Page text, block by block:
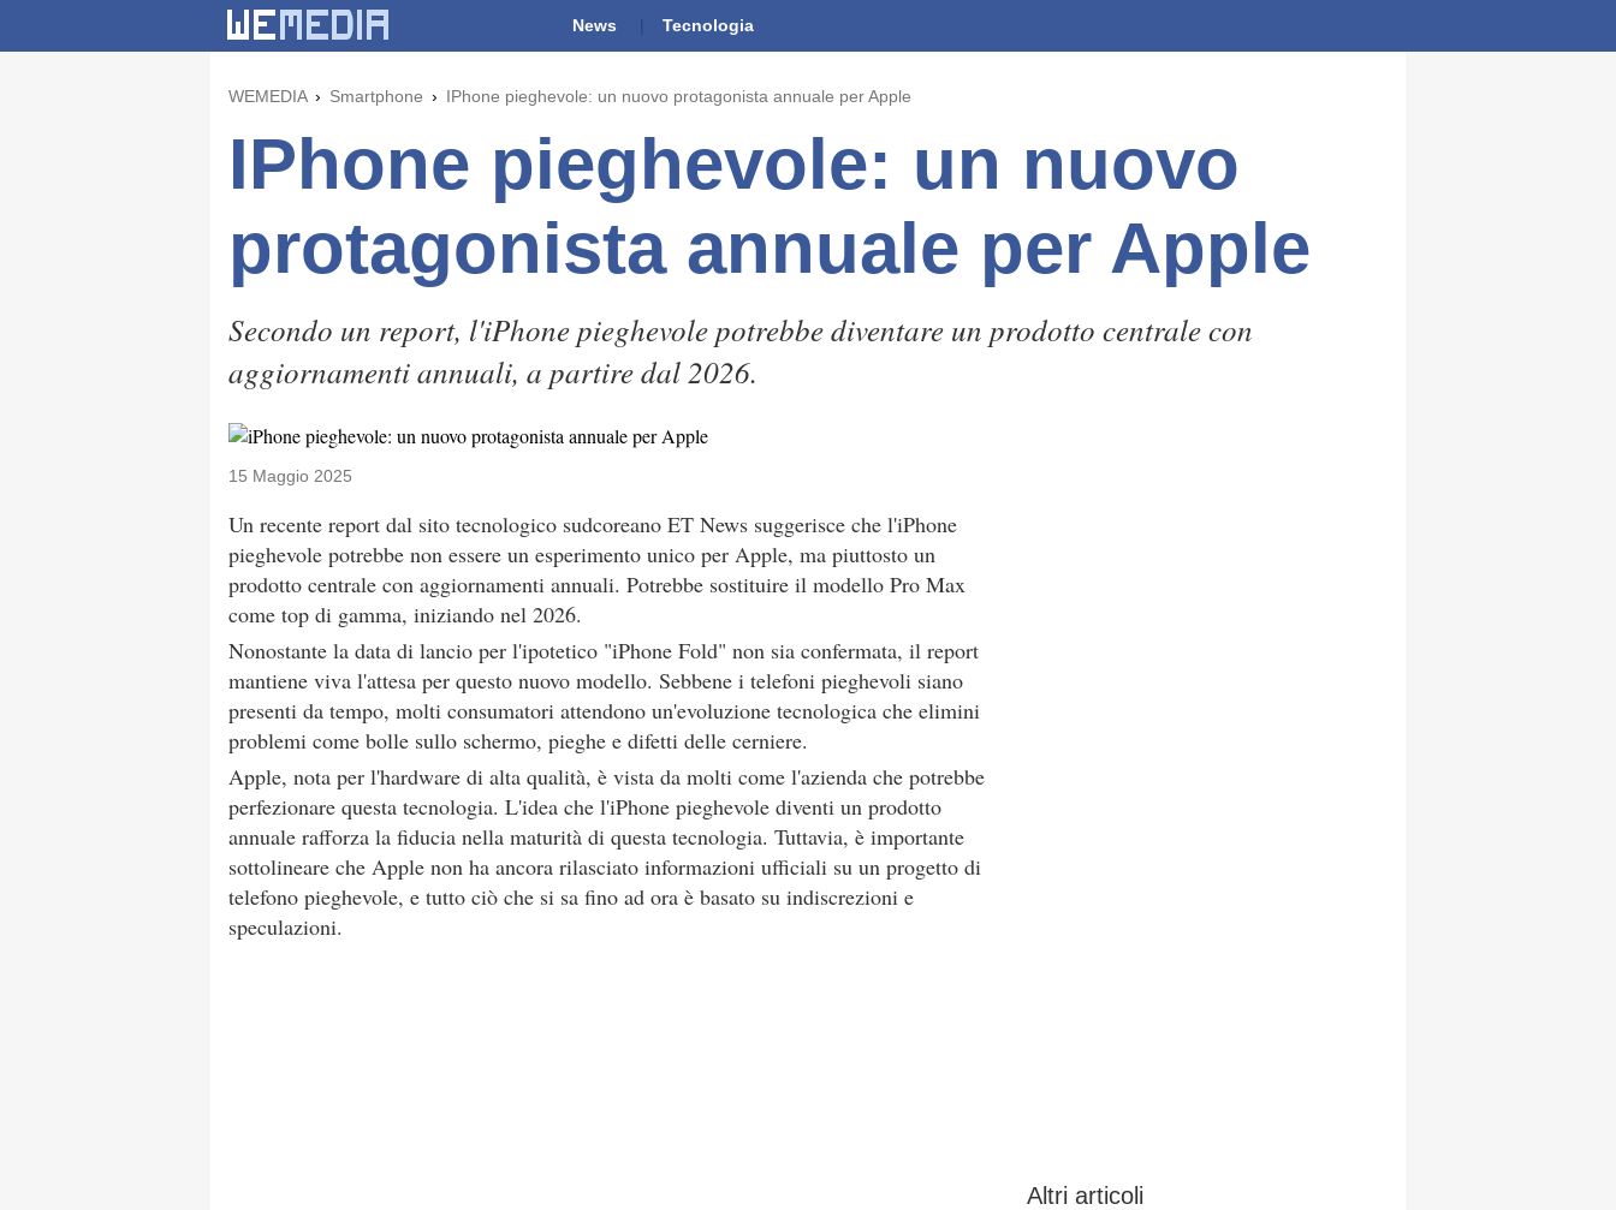
News Tecnologia
WEMEDIA Smartphone IPhone pieghevole: un nuovo protagonista annuale per Apple
IPhone pieghevole: un nuovo
protagonista annuale per Apple
Secondo un report, l'iPhone pieghevole potrebbe diventare un prodotto centrale con
aggiornamenti annuali, a partire dal 2026.
15 Maggio 2025
Un recente report dal sito tecnologico sudcoreano ET News suggerisce che l'iPhone
pieghevole potrebbe non essere un esperimento unico per Apple, ma piuttosto un
prodotto centrale con aggiornamenti annuali. Potrebbe sostituire il modello Pro Max
come top di gamma, iniziando nel 2026.
Nonostante la data di lancio per l'ipotetico "iPhone Fold" non sia confermata, il report
mantiene viva l'attesa per questo nuovo modello. Sebbene i telefoni pieghevoli siano
presenti da tempo, molti consumatori attendono un'evoluzione tecnologica che elimini
problemi come bolle sullo schermo, pieghe e difetti delle cerniere.
Apple, nota per l'hardware di alta qualità, è vista da molti come l'azienda che potrebbe
perfezionare questa tecnologia. L'idea che l'iPhone pieghevole diventi un prodotto
annuale rafforza la fiducia nella maturità di questa tecnologia. Tuttavia, è importante
sottolineare che Apple non ha ancora rilasciato informazioni ufficiali su un progetto di
telefono pieghevole, e tutto ciò che si sa fino ad ora è basato su indiscrezioni e
speculazioni.
Altri articoli